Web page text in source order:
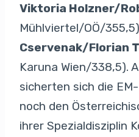
Viktoria Holzner/
Mühlviertel/OÖ/
Cservenak/Florian
Karuna Wien/338,5).
sicherten sich die
noch den
ihrer Spezialdisziplin